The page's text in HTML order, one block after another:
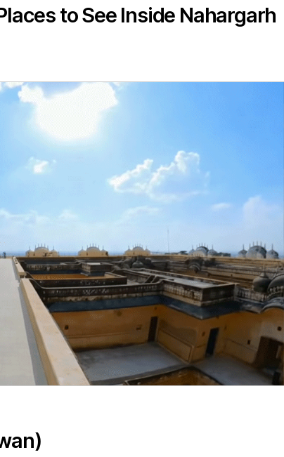
to See Inside Nahargarh